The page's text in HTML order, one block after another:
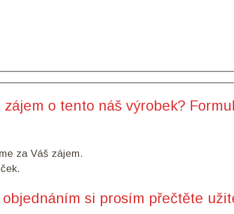
zájem o tento náš výrobek?
za Váš zájem.
objednáním si prosím přečtěte